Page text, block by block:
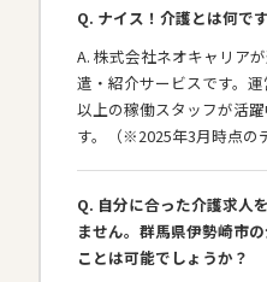
Q. ナイス！介護とは何で
A. 株式会社ネオキャリア
遣・紹介サービスです。
以上の稼働スタッフが活
す。（※2025年3月時点の
Q. 自分に合った介護求人
ません。群馬県伊勢崎市
ことは可能でしょうか？